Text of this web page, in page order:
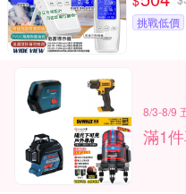
挑戰低價
8/3-8/9
滿1